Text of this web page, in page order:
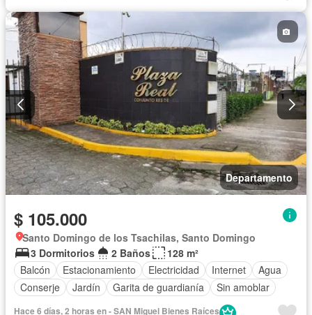
Departamento
$ 105.000
Santo Domingo de los Tsachilas, Santo Domingo
3 Dormitorios
2 Baños
128 m²
Balcón
Estacionamiento Electricidad Internet
Agua
Conserje
Jardín Garita de guardianía Sin amoblar
Hace 6 días, 2 horas en - SAN Miguel Bienes Raíces